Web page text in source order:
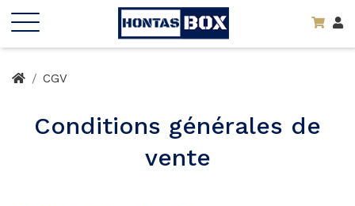
CGV
Conditions générales de
vente